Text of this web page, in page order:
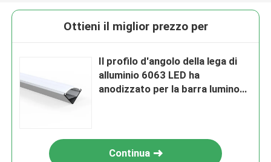
Ottieni il miglior prezzo per
Il profilo d'angolo della lega di
alluminio 6063 LED ha
anodizzato per la barra luminosa
Continua